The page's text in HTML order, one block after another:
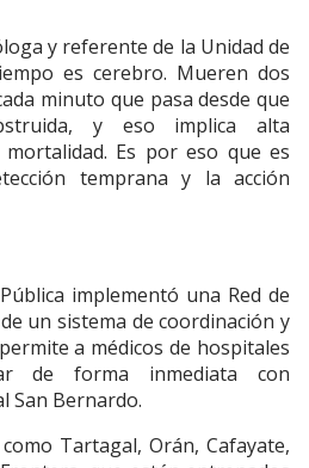
y referente de la Unidad de
es cerebro. Mueren dos
minuto que pasa desde que
y eso implica alta
mortalidad. Es por eso que es
temprana y la acción
implementó una Red de
un sistema de coordinación y
a médicos de hospitales
de forma inmediata con
San Bernardo.
Tartagal, Orán, Cafayate,